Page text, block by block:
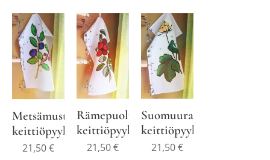
Metsämustikka
keittiöpyyhe
21,50€
Rämepuolukka
keittiöpyyhe
21,50€
Suomuurain
keittiöpyyhe
21,50€